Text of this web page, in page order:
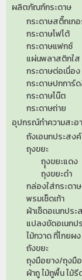
ผลิตภัณฑ์กระดาษ
กระดาษสติ๊กเก
กระดาษโฟโต้
กระดาษแฟกซ์
แผ่นพลาสติกใส
กระดาษต่อเนื่อง
กระดาษปกการ์
กระดาษโน๊ต
กระดาษถ่าย
อุปกรณ์ทำความสะอ
ถังเอนกประสงค์
ถุงขยะ
ถุุงขยะแดง
ถุงขยะดำ
กล่องใส่กระดา
พรมเช็ดเท้า
ผ้าเช็ดอเนกปร
แปลงขัดอเนกป
ไม้กวาด ที่โกยผง
ถังขยะ
ถุงมือยาง/ถุงมื
ผ้าถู ไม้ถูพื้น ไม้รี